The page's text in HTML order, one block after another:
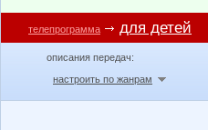
телепрограмма для детей
описания передач:
настроить по жанрам